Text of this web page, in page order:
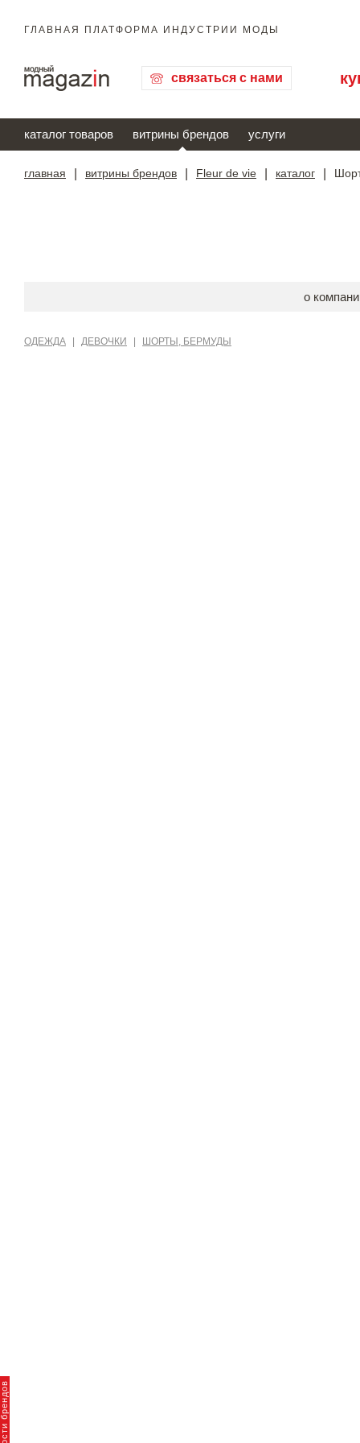
ГЛАВНАЯ ПЛАТФОРМА ИНДУСТРИИ МОДЫ
связаться с нами
каталог товаров витрины брендов услуги
главная витрины брендов Fleur de vie каталог
о
ОДЕЖДА ДЕВОЧКИ ШОРТЫ, БЕРМУДЫ